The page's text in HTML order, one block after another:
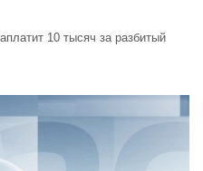
10 тысяч за разбитый